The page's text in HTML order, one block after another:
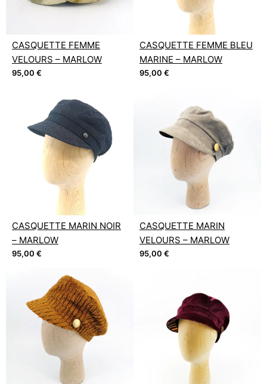
CASQUETTE FEMME
VELOURS – MARLOW
95,00 €
CASQUETTE FEMME BLEU
MARINE – MARLOW
95,00 €
CASQUETTE MARIN NOIR
– MARLOW
95,00 €
CASQUETTE MARIN
VELOURS – MARLOW
95,00 €